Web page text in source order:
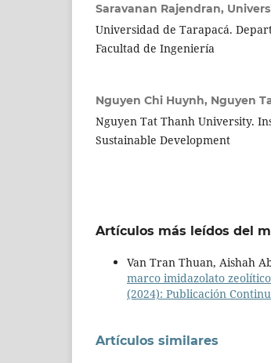
Saravanan Rajendran,
Universidad de Tarapacá.
Facultad de Ingeniería
Nguyen Chi Huynh, Nguyen
Nguyen Tat Thanh University.
Sustainable Development
Artículos más leídos del
Van Tran Thuan, Aishah
marco imidazolato
(2024): Publicación
Artículos similares